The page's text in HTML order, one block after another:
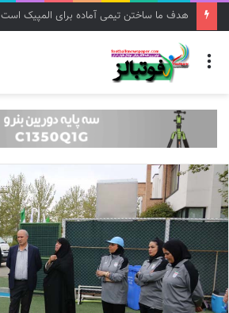
هدف ما ساختن تیمی آماده برای المپیک است
منو